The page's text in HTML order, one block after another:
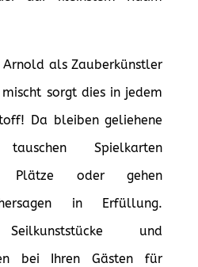
Arnold als Zauberkünstler
sorgt dies in jedem
Da bleiben geliehene
Spielkarten
Plätze oder gehen
in Erfüllung.
Seilkunststücke und
bei Ihren Gästen für